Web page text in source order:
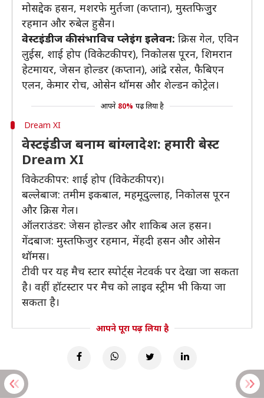
मोसद्देक हसन, मशरफे मुर्तजा (कप्तान), मुस्तफिजुुर
रहमान और रुबेल हुसैन।
वेस्टइंडीज की संभाविच प्लेइंग इलेवन: क्रिस गेल, एविन
लुईस, शाई होप (विकेटकीपर), निकोलस पूरन, शिमरान
हेटमायर, जेसन होल्डर (कप्तान), आंद्रे रसेल, फैबिएन
एलन, केमार रोच, ओसेन थॉमस और शेल्डन कोट्रेल।
आपने 80% पढ़ लिया है
Dream XI
वेस्टइंडीज बनाम बांग्लादेश: हमारी बेस्ट
Dream XI
विकेटकीपर: शाई होप (विकेटकीपर)।
बल्लेबाज: तमीम इकबाल, महमूदुल्लाह, निकोलस पूरन
और क्रिस गेल।
ऑलराउंडर: जेसन होल्डर और शाकिब अल हसन।
गेंदबाज: मुस्तफिजुर रहमान, मेंहदी हसन और ओसेन
थॉमस।
टीवी पर यह मैच स्टार स्पोर्ट्स नेटवर्क पर देखा जा सकता
है। वहीं हॉटस्टार पर मैच को लाइव स्ट्रीम भी किया जा
सकता है।
आपने पूरा पढ़ लिया है